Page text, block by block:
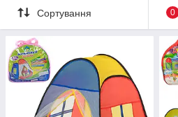
Сортування 0